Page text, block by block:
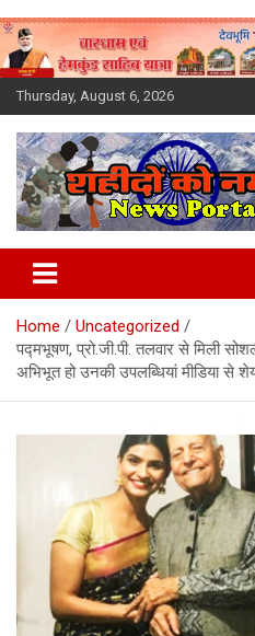
Skip
to
content
Thursday, August 6, 2026
Latest News
News,
Hindi
Home
Uncategorized
पद्मभूषण, प्रो.जी.पी. तलवार से मिली
अभिभूत हो उनकी उपलब्धियां मीडिया से